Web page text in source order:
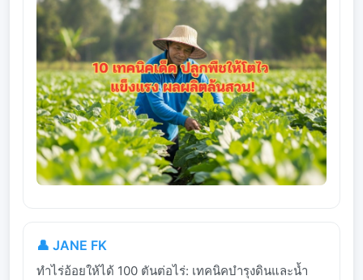
👤 JANE FK
ทำไร่อ้อยให้ได้ 100 ตันต่อไร่: เทคนิคบำรุงดินและน้ำ